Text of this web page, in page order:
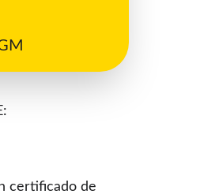
certificado de